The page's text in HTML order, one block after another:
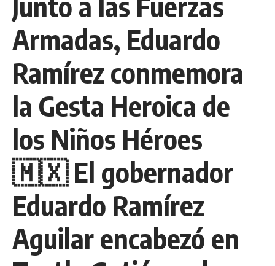
Armadas, Eduardo
Ramírez conmemora
la Gesta Heroica de
los Niños Héroes
🇲🇽 El gobernador
Eduardo Ramírez
Aguilar encabezó en